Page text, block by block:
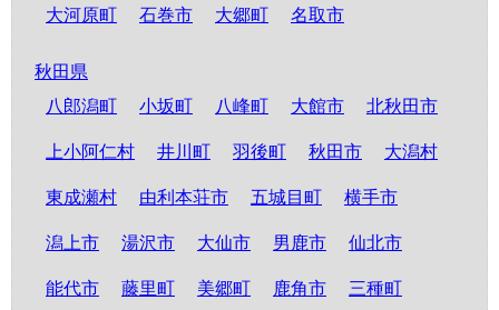
大河原町 石巻市 大郷町 名取市
秋田県
八郎潟町
小坂町 八峰町 大館市 北秋田市
上小阿仁村 井川町 羽後町 秋田市 大潟村
東成瀬村 由利本荘市 五城目町 横手市
潟上市 湯沢市 大仙市 男鹿市 仙北市
能代市 藤里町 美郷町 鹿角市 三種町